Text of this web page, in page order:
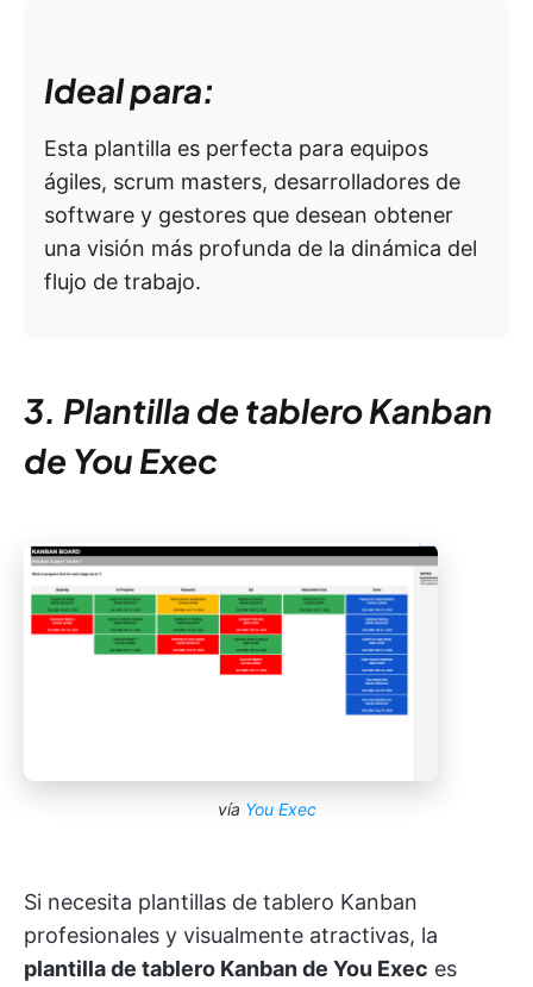
Ideal para:
Esta plantilla es perfecta para equipos
ágiles, scrum masters, desarrolladores de
software y gestores que desean obtener
una visión más profunda de la dinámica del
flujo de trabajo.
3. Plantilla de tablero Kanban
de You Exec
vía You Exec
Si necesita plantillas de tablero Kanban
profesionales y visualmente atractivas, la
plantilla de tablero Kanban de You Exec es